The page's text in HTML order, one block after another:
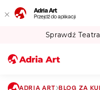
Adria Art
Przejdź do aplikacji
Sprawdź
ADRIA ART BLOG ZA